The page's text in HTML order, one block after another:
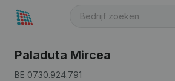
Paladuta Mircea
BE 0730.924.791